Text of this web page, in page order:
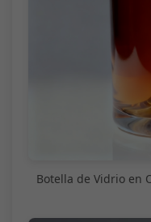
Botella de Vidrio en